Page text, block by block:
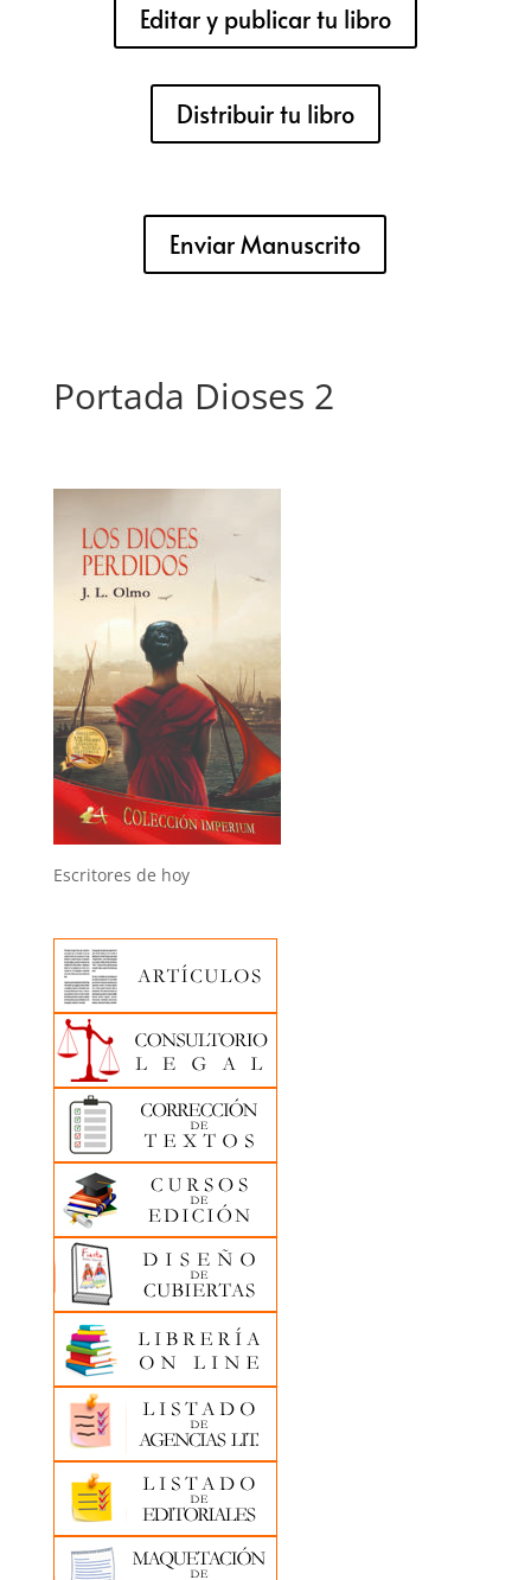
Editar y publicar tu libro
Distribuir tu libro
Enviar Manuscrito
Portada Dioses 2
Escritores de hoy